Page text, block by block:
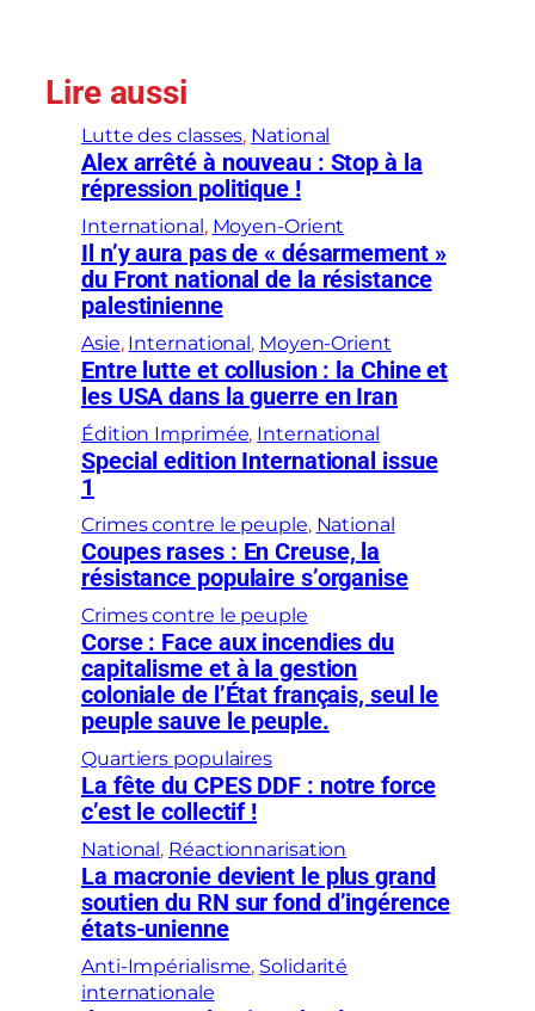
Lire aussi
Lutte des classes, National
Alex arrêté à nouveau : Stop à la
répression politique !
International, Moyen-Orient
Il n’y aura pas de « désarmement »
du Front national de la résistance
palestinienne
Asie, International, Moyen-Orient
Entre lutte et collusion : la Chine et
les USA dans la guerre en Iran
Édition Imprimée, International
Special edition International issue
1
Crimes contre le peuple, National
Coupes rases : En Creuse, la
résistance populaire s’organise
Crimes contre le peuple
Corse : Face aux incendies du
capitalisme et à la gestion
coloniale de l’État français, seul le
peuple sauve le peuple.
Quartiers populaires
La fête du CPES DDF : notre force
c’est le collectif !
National, Réactionnarisation
La macronie devient le plus grand
soutien du RN sur fond d’ingérence
états-unienne
Anti-Impérialisme, Solidarité
internationale